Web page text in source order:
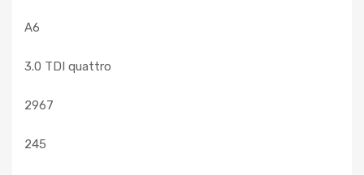
A6
3.0 TDI quattro
2967
245